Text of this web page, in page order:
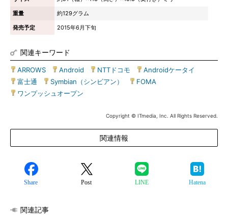
重量
約129グラム
発売予定
2015年6月下旬
関連キーワード
ARROWS Android NTTドコモ Androidケータイ
富士通
Symbian（シンビアン） FOMA
ワンプッシュオープン
Copyright © ITmedia, Inc. All Rights Reserved.
関連情報
Share Post LINE Hatena
関連記事